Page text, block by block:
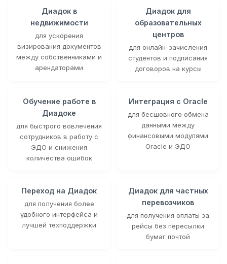
Диадок в
недвижимости
для ускорения
визирования документов
между собственниками и
арендаторами
Диадок для
образовательных
центров
для онлайн-зачисления
студентов и подписания
договоров на курсы
Обучение работе в
Диадоке
для быстрого вовлечения
сотрудников в работу с
ЭДО и снижения
количества ошибок
Интеграция с Oracle
для бесшовного обмена
данными между
финансовыми модулями
Oracle и ЭДО
Переход на Диадок
для получения более
удобного интерфейса и
лучшей техподдержки
Диадок для частных
перевозчиков
для получения оплаты за
рейсы без пересылки
бумаг почтой